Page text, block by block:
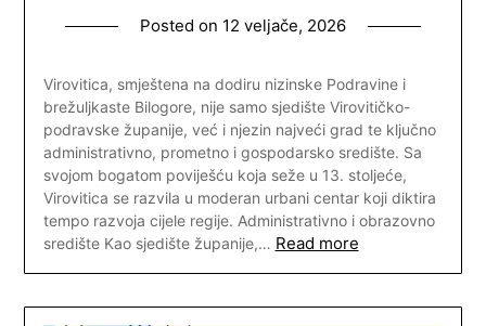
Posted on 12 veljače, 2026
Virovitica, smještena na dodiru nizinske Podravine i
brežuljkaste Bilogore, nije samo sjedište Virovitičko-
podravske županije, već i njezin najveći grad te ključno
administrativno, prometno i gospodarsko središte. Sa
svojom bogatom poviješću koja seže u 13. stoljeće,
Virovitica se razvila u moderan urbani centar koji diktira
tempo razvoja cijele regije. Administrativno i obrazovno
središte Kao sjedište županije,… Read more